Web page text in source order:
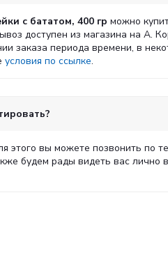
с бататом, 400 гр можно
доступен из магазина на А.
заказа периода времени, в
условия по ссылке.
этого вы можете позвонить по
будем рады видеть вас лично